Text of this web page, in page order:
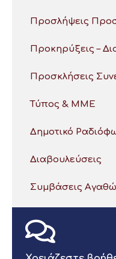
Προσλήψεις
Προκηρύξεις –
Προσκλήσεις
Τύπος & ΜΜΕ
Δημοτικό
Διαβουλεύσεις
Συμβάσεις